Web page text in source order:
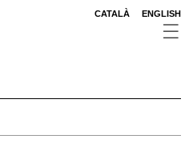
CATALÀ ENGLISH